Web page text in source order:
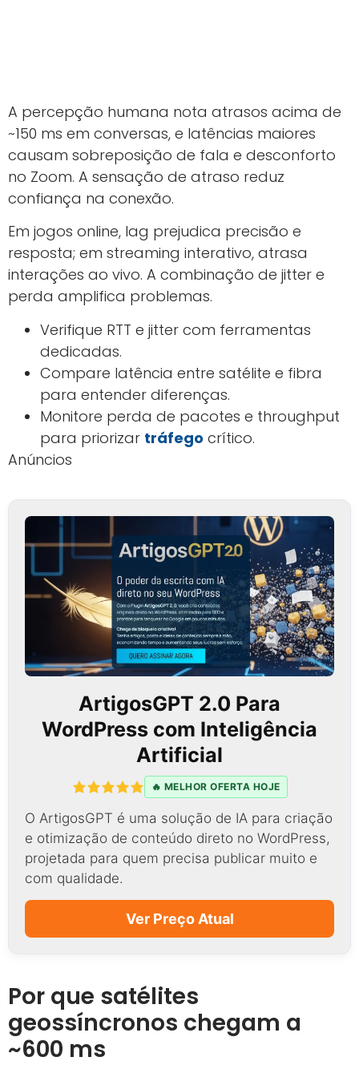
A percepção humana nota atrasos acima de
~150 ms em conversas, e latências maiores
causam sobreposição de fala e desconforto
no Zoom. A sensação de atraso reduz
confiança na conexão.
Em jogos online, lag prejudica precisão e
resposta; em streaming interativo, atrasa
interações ao vivo. A combinação de jitter e
perda amplifica problemas.
Verifique RTT e jitter com ferramentas
dedicadas.
Compare latência entre satélite e fibra
para entender diferenças.
Monitore perda de pacotes e throughput
para priorizar tráfego crítico.
Anúncios
ArtigosGPT 2.0 Para
WordPress com Inteligência
Artificial
🔥 MELHOR OFERTA HOJE
O ArtigosGPT é uma solução de IA para criação
e otimização de conteúdo direto no WordPress,
projetada para quem precisa publicar muito e
com qualidade.
Ver Preço Atual
Por que satélites
geossíncronos chegam a
~600 ms